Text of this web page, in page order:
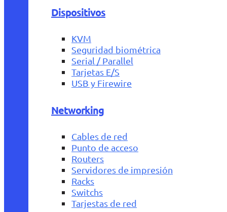
Dispositivos
KVM
Seguridad biométrica
Serial / Parallel
Tarjetas E/S
USB y Firewire
Networking
Cables de red
Punto de acceso
Routers
Servidores de impresión
Racks
Switchs
Tarjestas de red